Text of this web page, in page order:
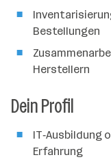
Bestellungen
Herstellern
Dein Profil
IT‑Ausbildung
Erfahrung